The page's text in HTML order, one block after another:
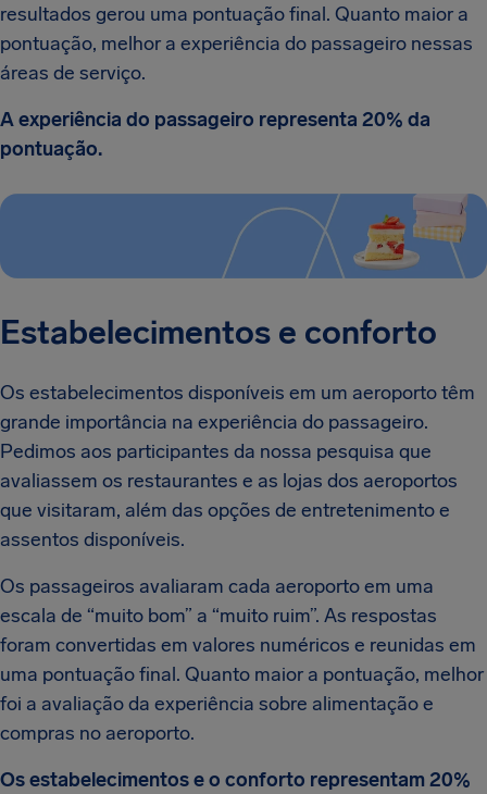
resultados gerou uma pontuação final. Quanto maior a
pontuação, melhor a experiência do passageiro nessas
áreas de serviço.
A experiência do passageiro representa 20% da
pontuação.
Estabelecimentos e conforto
Os estabelecimentos disponíveis em um aeroporto têm
grande importância na experiência do passageiro.
Pedimos aos participantes da nossa pesquisa que
avaliassem os restaurantes e as lojas dos aeroportos
que visitaram, além das opções de entretenimento e
assentos disponíveis.
Os passageiros avaliaram cada aeroporto em uma
escala de “muito bom” a “muito ruim”. As respostas
foram convertidas em valores numéricos e reunidas em
uma pontuação final. Quanto maior a pontuação, melhor
foi a avaliação da experiência sobre alimentação e
compras no aeroporto.
Os estabelecimentos e o conforto representam 20%